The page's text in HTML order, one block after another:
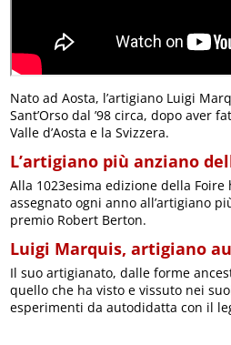
Nato ad Aosta, l’artigiano Luigi
Sant’Orso dal ’98 circa, dopo aver
Valle d’Aosta e la Svizzera.
L’artigiano più anziano
Alla 1023esima edizione della
assegnato ogni anno all’artigiano
premio Robert Berton.
Luigi Marquis, artigiano
Il suo artigianato, dalle forme
quello che ha visto e vissuto nei
esperimenti da autodidatta con il